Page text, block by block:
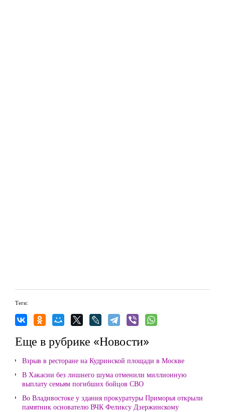
Теги:
Еще в рубрике «Новости»
Взрыв в ресторане на Кудринской площади в Москве
В Хакасии без лишнего шума отменили миллионную
выплату семьям погибших бойцов СВО
Во Владивостоке у здания прокуратуры Приморья открыли
памятник основателю ВЧК Феликсу Дзержинскому